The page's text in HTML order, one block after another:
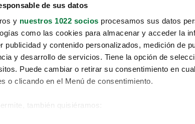
de sus datos
y nuestros 1022 socios procesamos sus datos
como las cookies para almacenar y acceder la
publicidad y contenido personalizados, medición de
y desarrollo de servicios. Tiene la opción de
Puede cambiar o retirar su consentimiento en
o clicando en el Menú de consentimiento.
también quisiéramos: